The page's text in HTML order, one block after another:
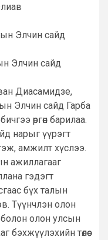
Элчин сайд
Элчин сайд
Диасамидзе,
Элчин сайд Гарба
өргөн барилаа.
нарыг үүрэгт
амжилт хүслээ.
ажиллагааг
гэдэгт
бүх талын
Түүнчлэн олон
олон улсын
төлөө